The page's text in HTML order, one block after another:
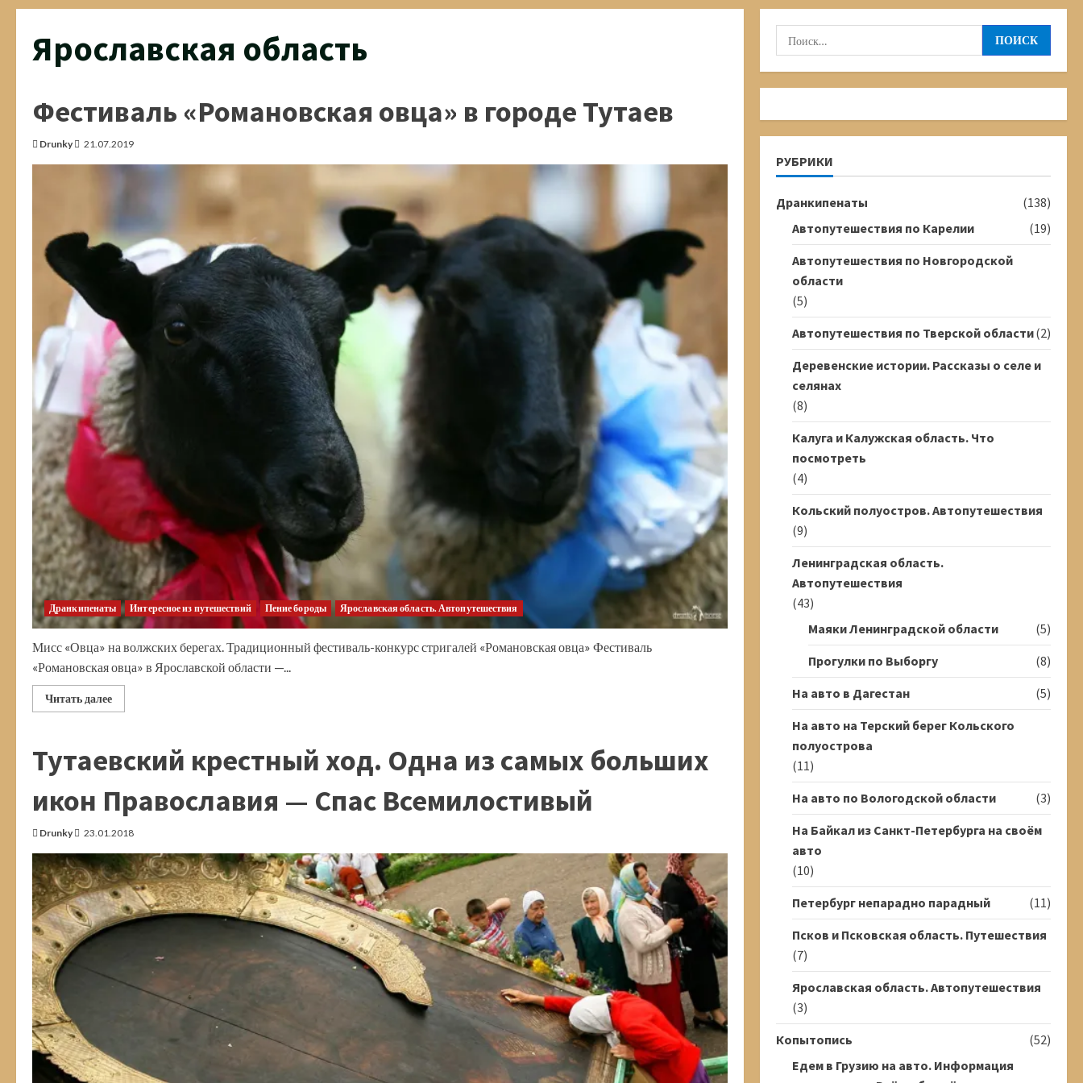
Ярославская область
Фестиваль «Романовская овца» в городе Тутаев
Drunky 21.07.2019
Дранкипенаты Интересное из путешествий Пение бороды Ярославская область. Автопутешествия
Мисс «Овца» на волжских берегах. Традиционный фестиваль-конкурс стригалей «Романовская овца» Фестиваль
«Романовская овца» в Ярославской области —...
Читать далееПрочитать
больше
овца»
в
Тутаевский крестный ход. Одна из самых больших
икон Православия — Спас Всемилостивый
Drunky 23.01.2018
Найти:
РУБРИКИ
Дранкипенаты
(138)
Автопутешествия по Карелии
(19)
Автопутешествия по Новгородской
области
(5)
Автопутешествия по Тверской области(2)
Деревенские истории. Рассказы о селе и
селянах
(8)
Калуга и Калужская область. Что
посмотреть
(4)
Кольский полуостров. Автопутешествия
(9)
Ленинградская область.
Автопутешествия
(43)
Маяки Ленинградской области
(5)
Прогулки по Выборгу
(8)
На авто в Дагестан
(5)
На авто на Терский берег Кольского
полуострова
(11)
На авто по Вологодской области
(3)
На Байкал из Санкт-Петербурга на своём
авто
(10)
Петербург непарадно парадный
(11)
Псков и Псковская область. Путешествия
(7)
Ярославская область. Автопутешествия
(3)
Копытопись
(52)
Едем в Грузию на авто. Информация